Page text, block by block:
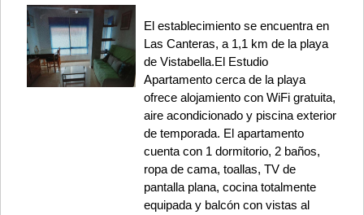
El establecimiento se encuentra en
Las Canteras, a 1,1 km de la playa
de Vistabella.El Estudio
Apartamento cerca de la playa
ofrece alojamiento con WiFi gratuita,
aire acondicionado y piscina exterior
de temporada. El apartamento
cuenta con 1 dormitorio, 2 baños,
ropa de cama, toallas, TV de
pantalla plana, cocina totalmente
equipada y balcón con vistas al